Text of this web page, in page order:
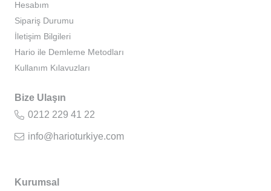
Hesabım
Sipariş Durumu
İletişim Bilgileri
Hario ile Demleme Metodları
Kullanım Kılavuzları
Bize Ulaşın
0212 229 41 22
info@harioturkiye.com
Kurumsal